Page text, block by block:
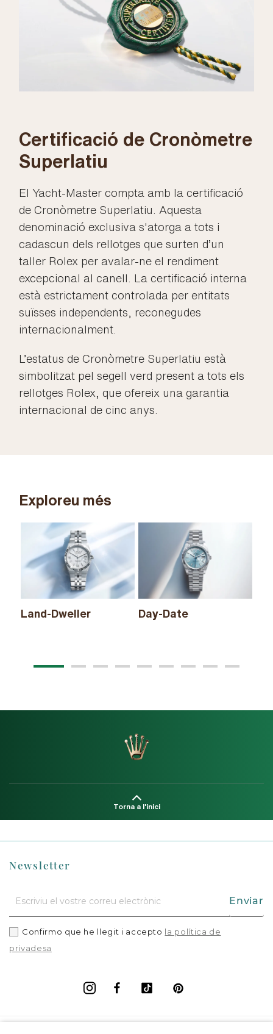
Certificació de Cronòmetre
Superlatiu
El Yacht-Master compta amb la certificació
de Cronòmetre Superlatiu. Aquesta
denominació exclusiva s'atorga a tots i
cadascun dels rellotges que surten d’un
taller Rolex per avalar-ne el rendiment
excepcional al canell. La certificació interna
està estrictament controlada per entitats
suïsses independents, reconegudes
internacionalment.
L’estatus de Cronòmetre Superlatiu està
simbolitzat pel segell verd present a tots els
rellotges Rolex, que ofereix una garantia
internacional de cinc anys.
Exploreu més
Land-Dweller Day-Date
Torna a l'inici
Newsletter
Enviar
Confirmo que he llegit i accepto la política de
privadesa
FacebookVimeo
Instagram